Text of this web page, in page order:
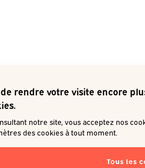
Je
rendre votre visite encore
notre site, vous acceptez nos
des cookies à tout moment.
Tous les